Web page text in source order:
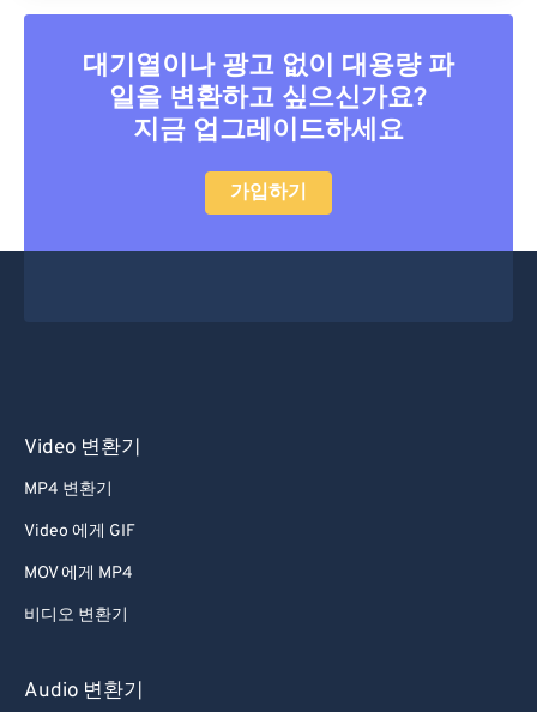
대기열이나 광고 없이 대용량 파
일을 변환하고 싶으신가요?
지금 업그레이드하세요
가입하기
Video 변환기
MP4 변환기
Video 에게 GIF
MOV 에게 MP4
비디오 변환기
Audio 변환기